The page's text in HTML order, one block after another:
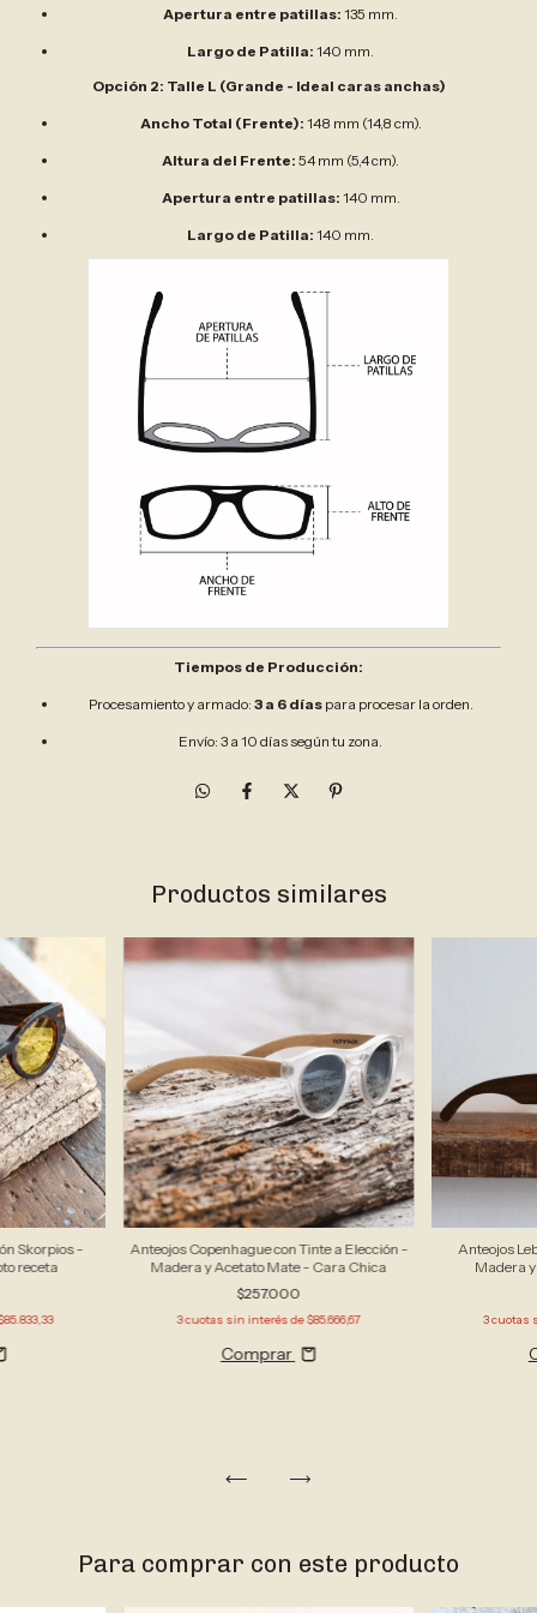
Apertura entre patillas: 135 mm.
Largo de Patilla: 140 mm.
Opción 2: Talle L (Grande - Ideal caras anchas)
Ancho Total (Frente): 148 mm (14,8 cm).
Altura del Frente: 54 mm (5,4 cm).
Apertura entre patillas: 140 mm.
Largo de Patilla: 140 mm.
Tiempos de Producción:
Procesamiento y armado: 3 a 6 díaspara procesar la orden.
Envío: 3 a 10 días según tu zona.
Productos similares
Skorpios -
receta
Anteojos Copenhague con Tinte a Elección -
Madera y Acetato Mate - Cara Chica
$257.000
3cuotas sin interés de$85.666,67
Comprar
Anteojos
Madera
3 cuotas
Para comprar con este producto